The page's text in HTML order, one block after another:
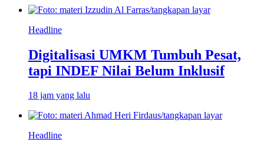
Headline
Digitalisasi UMKM Tumbuh Pesat,
tapi INDEF Nilai Belum Inklusif
18 jam yang lalu
Headline